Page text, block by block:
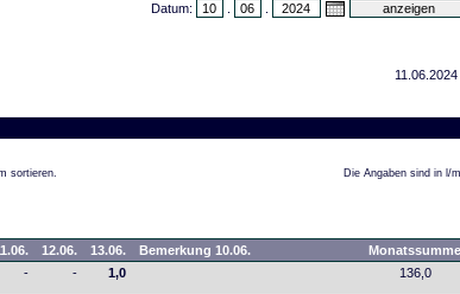
Datum:
11.06.2024
sortieren. Die Angaben sind in l/
12.06. 13.06. Bemerkung 10.06.
Monatssumme
- - 1,0 136,0